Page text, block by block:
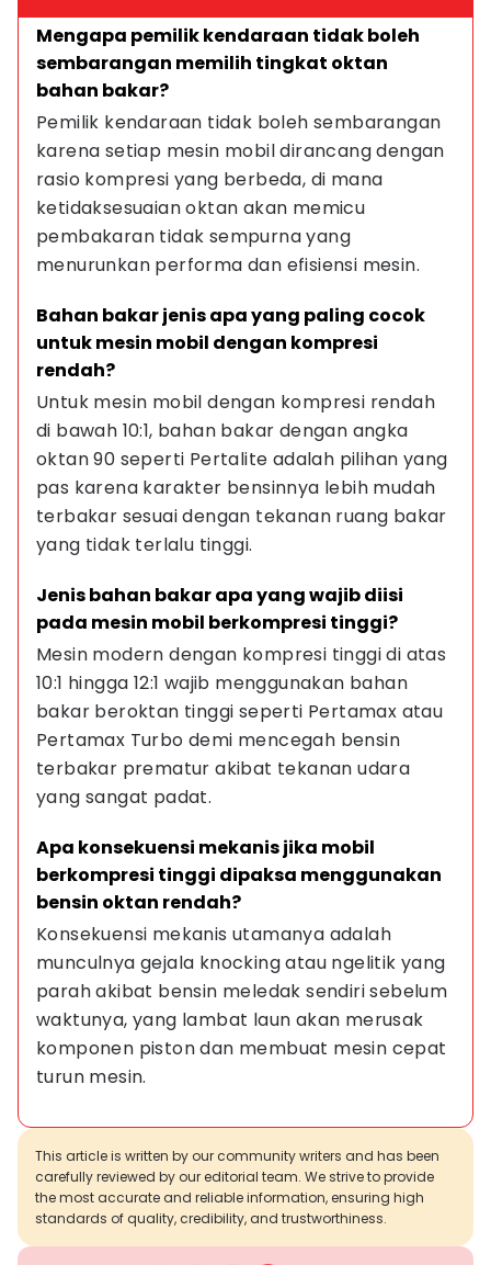
Mengapa pemilik kendaraan tidak boleh
sembarangan memilih tingkat oktan
bahan bakar?
Pemilik kendaraan tidak boleh sembarangan
karena setiap mesin mobil dirancang dengan
rasio kompresi yang berbeda, di mana
ketidaksesuaian oktan akan memicu
pembakaran tidak sempurna yang
menurunkan performa dan efisiensi mesin.
Bahan bakar jenis apa yang paling cocok
untuk mesin mobil dengan kompresi
rendah?
Untuk mesin mobil dengan kompresi rendah
di bawah 10:1, bahan bakar dengan angka
oktan 90 seperti Pertalite adalah pilihan yang
pas karena karakter bensinnya lebih mudah
terbakar sesuai dengan tekanan ruang bakar
yang tidak terlalu tinggi.
Jenis bahan bakar apa yang wajib diisi
pada mesin mobil berkompresi tinggi?
Mesin modern dengan kompresi tinggi di atas
10:1 hingga 12:1 wajib menggunakan bahan
bakar beroktan tinggi seperti Pertamax atau
Pertamax Turbo demi mencegah bensin
terbakar prematur akibat tekanan udara
yang sangat padat.
Apa konsekuensi mekanis jika mobil
berkompresi tinggi dipaksa menggunakan
bensin oktan rendah?
Konsekuensi mekanis utamanya adalah
munculnya gejala knocking atau ngelitik yang
parah akibat bensin meledak sendiri sebelum
waktunya, yang lambat laun akan merusak
komponen piston dan membuat mesin cepat
turun mesin.
This article is written by our community writers and has been
carefully reviewed by our editorial team. We strive to provide
the most accurate and reliable information, ensuring high
standards of quality, credibility, and trustworthiness.